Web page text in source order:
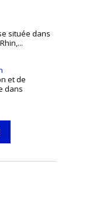
située dans
et de
dans